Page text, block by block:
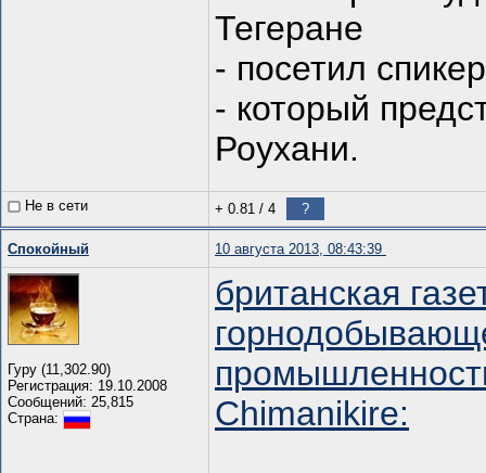
Тегеране
- посетил
- который
Роухани.
Не в сети + 0.81 / 4 ?
Спокойный 10 августа 2013, 08:43:39
Гуру (11,302.90)
Регистрация: 19.10.2008
Сообщений: 25,815
Страна:
британская
Chimanikire: